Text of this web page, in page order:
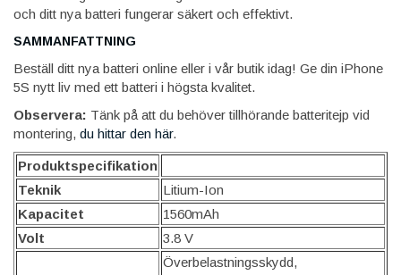
och ditt nya batteri fungerar säkert och effektivt.
SAMMANFATTNING
Beställ ditt nya batteri online eller i vår butik idag! Ge din iPhone
5S nytt liv med ett batteri i högsta kvalitet.
Observera: Tänk på att du behöver tillhörande batteritejp vid
montering, du hittar den här.
Produktspecifikation
Teknik
Litium-Ion
Kapacitet
1560mAh
Volt
3.8 V
Överbelastningsskydd,